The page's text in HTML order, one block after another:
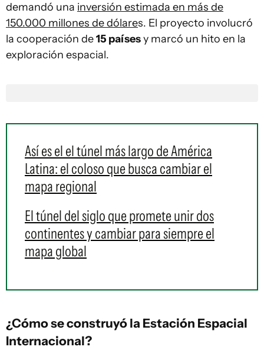
demandó una inversión estimada en más de
150.000 millones de dólares. El proyecto involucró
la cooperación de15 paísesy marcó un hito en la
exploración espacial.
Así es el el túnel más largo de América
Latina: el coloso que busca cambiar el
mapa regional
El túnel del siglo que promete unir dos
continentes y cambiar para siempre el
mapa global
¿Cómo se construyó la Estación Espacial
Internacional?